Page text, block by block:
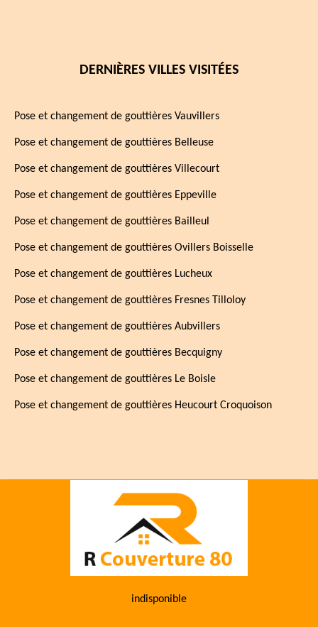
DERNIÈRES VILLES VISITÉES
Pose et changement de gouttières Vauvillers
Pose et changement de gouttières Belleuse
Pose et changement de gouttières Villecourt
Pose et changement de gouttières Eppeville
Pose et changement de gouttières Bailleul
Pose et changement de gouttières Ovillers Boisselle
Pose et changement de gouttières Lucheux
Pose et changement de gouttières Fresnes Tilloloy
Pose et changement de gouttières Aubvillers
Pose et changement de gouttières Becquigny
Pose et changement de gouttières Le Boisle
Pose et changement de gouttières Heucourt Croquoison
indisponible